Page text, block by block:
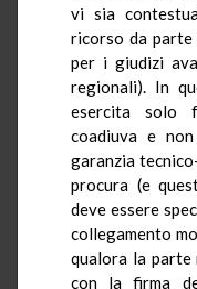
vi sia
ricorso da
per i giudizi
regionali). In
esercita solo
coadiuva e
garanzia
procura (e
deve essere
collegamento
qualora la parte
con la firma